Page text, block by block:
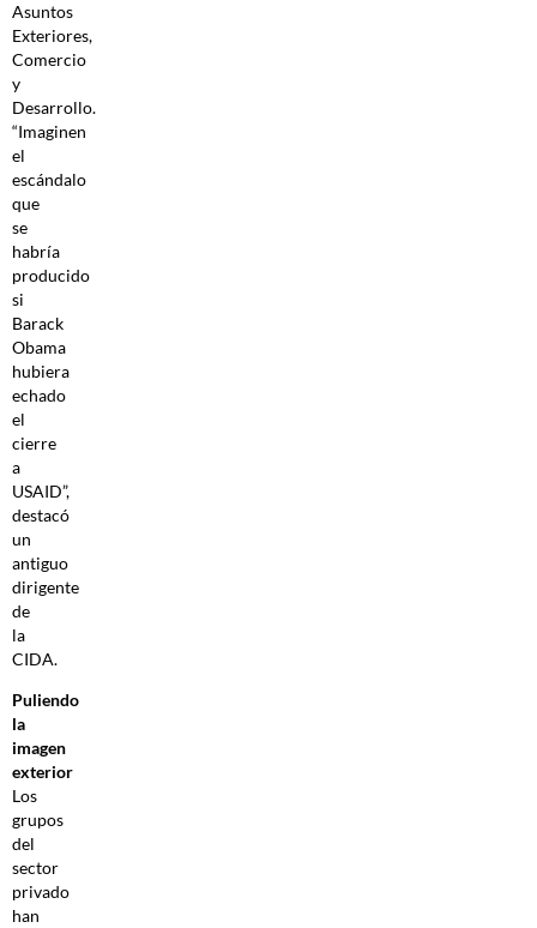
Asuntos
Exteriores,
Comercio
y
Desarrollo.
“Imaginen
el
escándalo
que
se
habría
producido
si
Barack
Obama
hubiera
echado
el
cierre
a
USAID”,
destacó
un
antiguo
dirigente
de
la
CIDA.
Puliendo
la
imagen
exterior
Los
grupos
del
sector
privado
han